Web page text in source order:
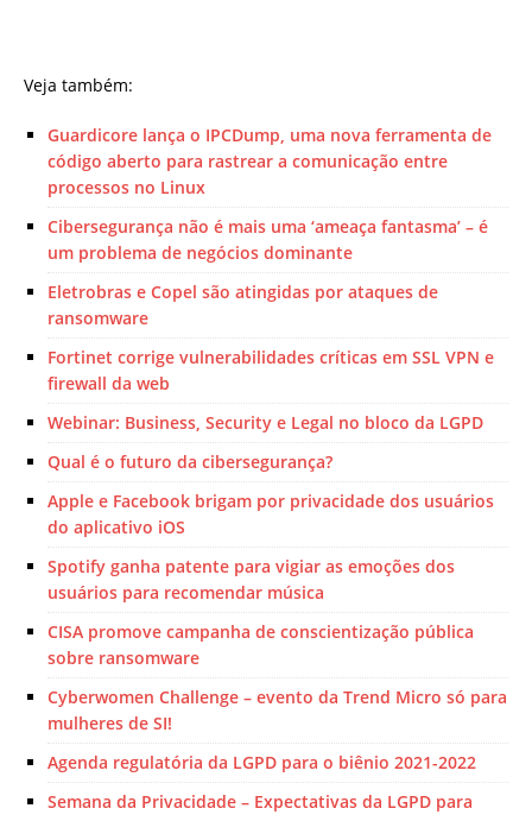
Veja também:
Guardicore lança o IPCDump, uma nova ferramenta de
código aberto para rastrear a comunicação entre
processos no Linux
Cibersegurança não é mais uma ‘ameaça fantasma’ – é
um problema de negócios dominante
Eletrobras e Copel são atingidas por ataques de
ransomware
Fortinet corrige vulnerabilidades críticas em SSL VPN e
firewall da web
Webinar: Business, Security e Legal no bloco da LGPD
Qual é o futuro da cibersegurança?
Apple e Facebook brigam por privacidade dos usuários
do aplicativo iOS
Spotify ganha patente para vigiar as emoções dos
usuários para recomendar música
CISA promove campanha de conscientização pública
sobre ransomware
Cyberwomen Challenge – evento da Trend Micro só para
mulheres de SI!
Agenda regulatória da LGPD para o biênio 2021-2022
Semana da Privacidade – Expectativas da LGPD para